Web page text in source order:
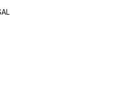
ejército invasor procedente del
en la CBS.